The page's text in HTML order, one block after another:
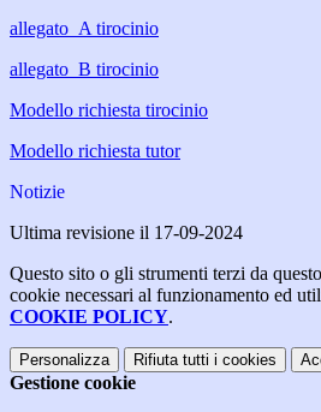
allegato_A tirocinio
allegato_B tirocinio
Modello richiesta tirocinio
Modello richiesta tutor
Notizie
Ultima revisione il 17-09-2024
Questo sito o gli strumenti terzi da
cookie necessari al funzionamento ed
COOKIE POLICY.
Personalizza Rifiuta tutti i cookies
Gestione cookie